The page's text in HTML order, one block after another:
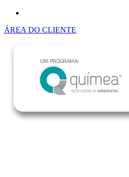
ÁREA DO CLIENTE